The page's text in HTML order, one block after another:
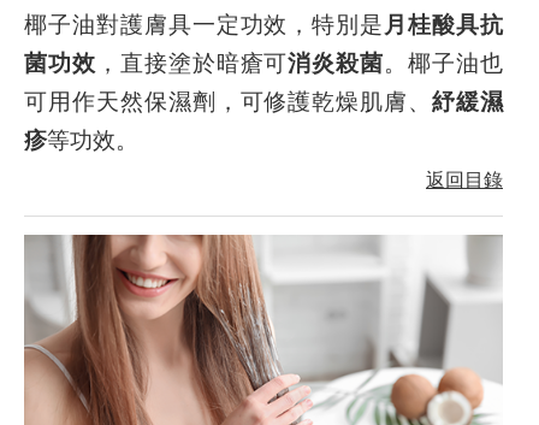
椰子油對護膚具一定功效，特別是月桂酸具抗
菌功效 ，直接塗於暗瘡可消炎殺菌。椰子油也
可用作天然保濕劑，可修護乾燥肌膚、紓緩濕
疹等功效。
返回目錄